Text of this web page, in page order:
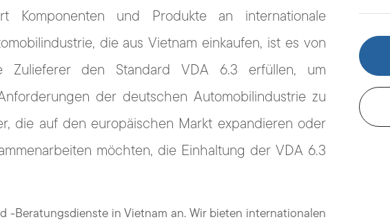
Komponenten und Produkte an internationale
die aus Vietnam einkaufen, ist es von
Zulieferer den Standard VDA 6.3 erfüllen, um
der deutschen Automobilindustrie zu
die auf den europäischen Markt expandieren oder
möchten, die Einhaltung der VDA 6.3
-Beratungsdienste in Vietnam an. Wir bieten internationalen